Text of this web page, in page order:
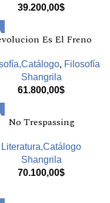
39.200,00$
Es El Freno
, Filosofía
Shangrila
61.800,00$
No Trespassing
Literatura,Catálogo
Shangrila
70.100,00$